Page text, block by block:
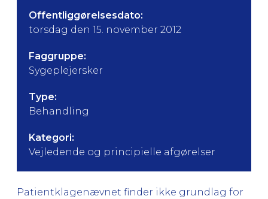
Offentliggørelsesdato:
torsdag den 15. november 2012
Faggruppe:
Sygeplejersker
Type:
Behandling
Kategori:
Vejledende og principielle afgørelser
Patientklagenævnet finder ikke grundlag for